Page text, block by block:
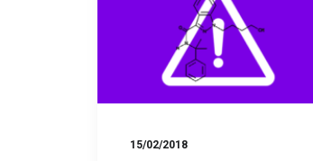
15/02/2018